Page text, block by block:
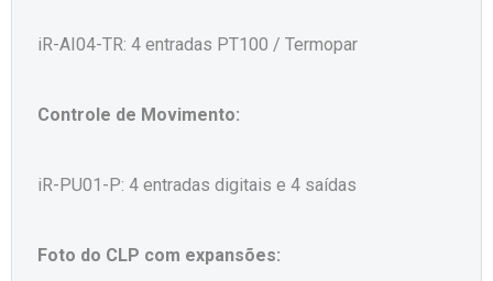
iR-AI04-TR: 4 entradas PT100 / Termopar
Controle de Movimento:
iR-PU01-P: 4 entradas digitais e 4 saídas
Foto do CLP com expansões: